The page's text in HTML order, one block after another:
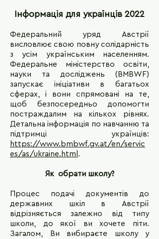
Інформація для українців 2022
Федеральний уряд Австрії
висловлює свою повну солідарність
з усім українським населенням.
Федеральне міністерство освіти,
науки та досліджень (BMBWF)
запускає ініціативи в багатьох
сферах, і вони спрямовані на те,
щоб безпосередньо допомогти
постраждалим на кількох рівнях.
Детальна інформація по навчанню та
підтримці українців:
https://www.bmbwf.gv.at/en/servic
es/as/ukraine.html .
Як обрати школу?
Процес подачі документів до
державних шкіл в Австрії
відрізняється залежно від типу
школи, до якої ви хочете піти.
Загалом, Ви вибираєте школу у